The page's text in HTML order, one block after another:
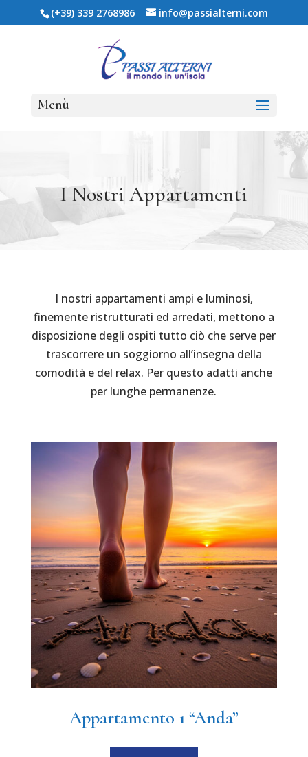
(+39) 339 2768986 info@passialterni.com
I Nostri Appartamenti
I nostri appartamenti ampi e luminosi,
finemente ristrutturati ed arredati, mettono a
disposizione degli ospiti tutto ciò che serve per
trascorrere un soggiorno all’insegna della
comodità e del relax. Per questo adatti anche
per lunghe permanenze.
Appartamento 1 “Anda”